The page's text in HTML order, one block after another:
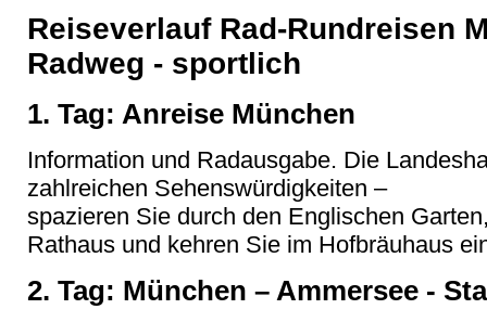
Reiseverlauf Rad-Rundreisen
Radweg - sportlich
1. Tag: Anreise München
Information und Radausgabe. Die
zahlreichen Sehenswürdigkeiten –
spazieren Sie durch den Englischen
Rathaus und kehren Sie im Hofbräuhaus
2. Tag: München – Ammersee -